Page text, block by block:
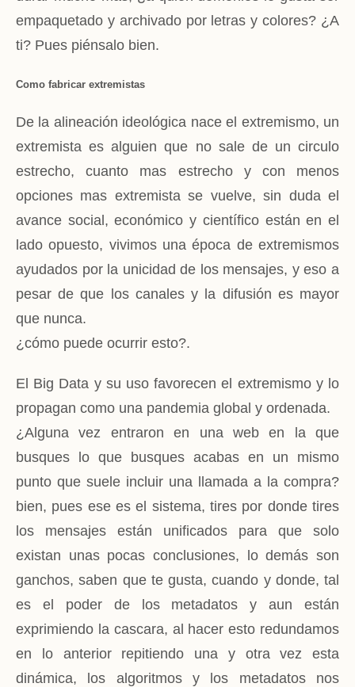
empaquetado y archivado por letras y colores? ¿A
ti? Pues piénsalo bien.
Como fabricar extremistas
De la alineación ideológica nace el extremismo, un
extremista es alguien que no sale de un circulo
estrecho, cuanto mas estrecho y con menos
opciones mas extremista se vuelve, sin duda el
avance social, económico y científico están en el
lado opuesto, vivimos una época de extremismos
ayudados por la unicidad de los mensajes, y eso a
pesar de que los canales y la difusión es mayor
que nunca.
¿cómo puede ocurrir esto?.
El Big Data y su uso favorecen el extremismo y lo
propagan como una pandemia global y ordenada.
¿Alguna vez entraron en una web en la que
busques lo que busques acabas en un mismo
punto que suele incluir una llamada a la compra?
bien, pues ese es el sistema, tires por donde tires
los mensajes están unificados para que solo
existan unas pocas conclusiones, lo demás son
ganchos, saben que te gusta, cuando y donde, tal
es el poder de los metadatos y aun están
exprimiendo la cascara, al hacer esto redundamos
en lo anterior repitiendo una y otra vez esta
dinámica, los algoritmos y los metadatos nos